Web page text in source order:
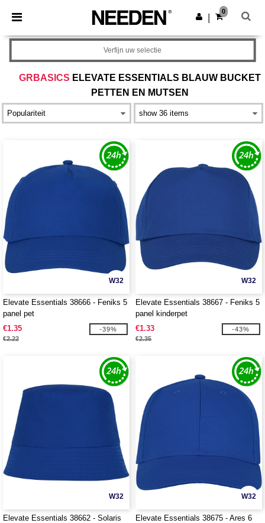
× Needen-app
Betere prijzen in de app!
Download app
0
GRBASICS ELEVATE ESSENTIALS BLAUW BUCKET
PETTEN EN MUTSEN
Verfijn uw selectie
W32
Elevate Essentials 38666 - Feniks 5
panel pet
€1.35
€2.22
-39%
W32
Elevate Essentials 38667 - Feniks 5
panel kinderpet
€1.33
€2.35
-43%
W32
Elevate Essentials 38662 - Solaris
W32
Elevate Essentials 38675 - Ares 6